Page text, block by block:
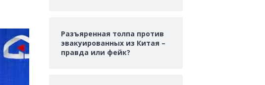
Разъяренная толпа против
эвакуированных из Китая –
правда или фейк?